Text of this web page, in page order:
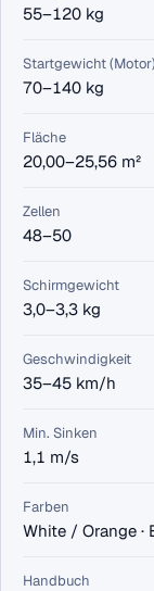
55–120 kg
Startgewicht (Motor)
70–140 kg
Fläche
20,00–25,56 m²
Zellen
48–50
Schirmgewicht
3,0–3,3 kg
Geschwindigkeit
35–45 km/h
Min. Sinken
1,1 m/s
Farben
White / Orange ·
Handbuch